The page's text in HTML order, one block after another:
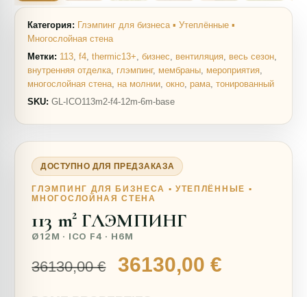
Категория: Глэмпинг для бизнеса ▪ Утеплённые ▪
Многослойная стена
Метки: 113,f4,thermic13+,бизнес, вентиляция, весь сезон,
внутренняя отделка, глэмпинг, мембраны, мероприятия,
многослойная стена, на молнии,окно,рама,тонированный
SKU: GL-ICO113m2-f4-12m-6m-base
ДОСТУПНО ДЛЯ ПРЕДЗАКАЗА
ГЛЭМПИНГ ДЛЯ БИЗНЕСА ▪ УТЕПЛЁННЫЕ ▪
МНОГОСЛОЙНАЯ СТЕНА
113 m² ГЛЭМПИНГ
Ø12M · ICO F4 · H6M
36130,00€
Первоначальная
36130,00€